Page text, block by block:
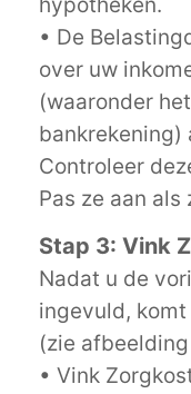
• De
over uw
(waaronder
bankrekening)
Controleer
Pas ze aan
Stap 3: Vink
Nadat u de
ingevuld,
(zie afbeelding
• Vink